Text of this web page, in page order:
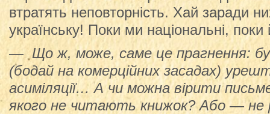
втратять неповторність. Хай заради
українську! Поки ми національні, поки
— Що ж, може, саме це прагнення:
(бодай на комерційних засадах)
асиміляції… А чи можна вірити
якого не читають книжок? Або — не